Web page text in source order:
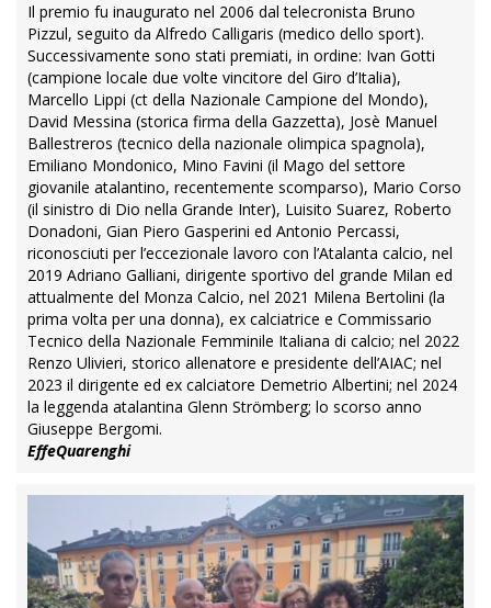
Il premio fu inaugurato nel 2006 dal telecronista Bruno
Pizzul, seguito da Alfredo Calligaris (medico dello sport).
Successivamente sono stati premiati, in ordine: Ivan Gotti
(campione locale due volte vincitore del Giro d’Italia),
Marcello Lippi (ct della Nazionale Campione del Mondo),
David Messina (storica firma della Gazzetta), Josè Manuel
Ballestreros (tecnico della nazionale olimpica spagnola),
Emiliano Mondonico, Mino Favini (il Mago del settore
giovanile atalantino, recentemente scomparso), Mario Corso
(il sinistro di Dio nella Grande Inter), Luisito Suarez, Roberto
Donadoni, Gian Piero Gasperini ed Antonio Percassi,
riconosciuti per l’eccezionale lavoro con l’Atalanta calcio, nel
2019 Adriano Galliani, dirigente sportivo del grande Milan ed
attualmente del Monza Calcio, nel 2021 Milena Bertolini (la
prima volta per una donna), ex calciatrice e Commissario
Tecnico della Nazionale Femminile Italiana di calcio; nel 2022
Renzo Ulivieri, storico allenatore e presidente dell’AIAC; nel
2023 il dirigente ed ex calciatore Demetrio Albertini; nel 2024
la leggenda atalantina Glenn Strömberg; lo scorso anno
Giuseppe Bergomi.
EffeQuarenghi